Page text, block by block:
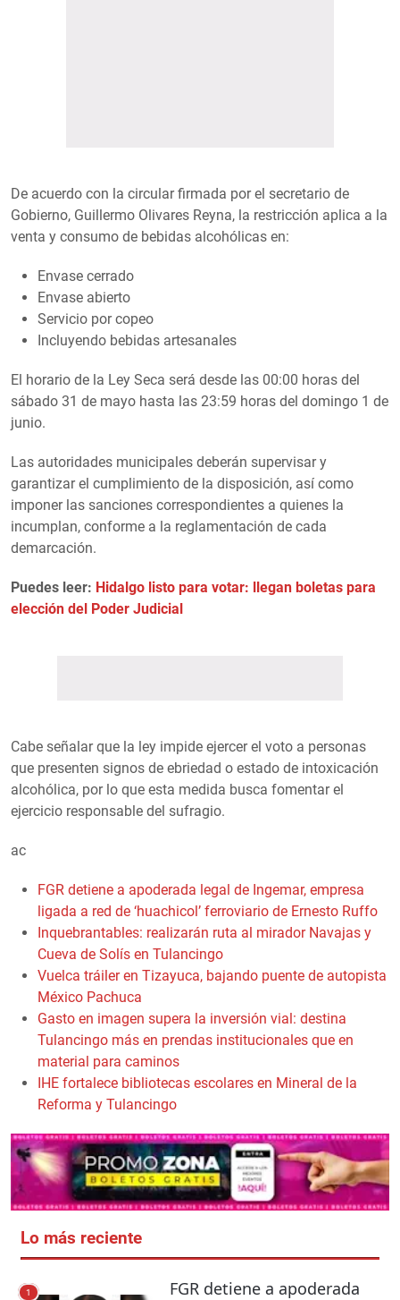
De acuerdo con la circular firmada por el secretario de
Gobierno, Guillermo Olivares Reyna, la restricción aplica a la
venta y consumo de bebidas alcohólicas en:
Envase cerrado
Envase abierto
Servicio por copeo
Incluyendo bebidas artesanales
El horario de la Ley Seca será desde las 00:00 horas del
sábado 31 de mayo hasta las 23:59 horas del domingo 1 de
junio.
Las autoridades municipales deberán supervisar y
garantizar el cumplimiento de la disposición, así como
imponer las sanciones correspondientes a quienes la
incumplan, conforme a la reglamentación de cada
demarcación.
Puedes leer: Hidalgo listo para votar: llegan boletas para
elección del Poder Judicial
Cabe señalar que la ley impide ejercer el voto a personas
que presenten signos de ebriedad o estado de intoxicación
alcohólica, por lo que esta medida busca fomentar el
ejercicio responsable del sufragio.
ac
FGR detiene a apoderada legal de Ingemar, empresa
ligada a red de ‘huachicol’ ferroviario de Ernesto Ruffo
Inquebrantables: realizarán ruta al mirador Navajas y
Cueva de Solís en Tulancingo
Vuelca tráiler en Tizayuca, bajando puente de autopista
México Pachuca
Gasto en imagen supera la inversión vial: destina
Tulancingo más en prendas institucionales que en
material para caminos
IHE fortalece bibliotecas escolares en Mineral de la
Reforma y Tulancingo
Lo más reciente
1 FGR detiene a apoderada